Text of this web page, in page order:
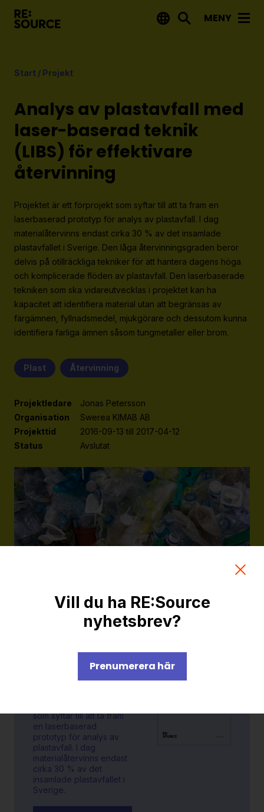
MENY
Tips på utlysningar
Finansiering
Utlysningar
Strategiska projekt
För dig i projekt
Om RE:Source
Grafisk profil och mallar
Start / Projekt
Analys av plastavfall med
laser-baserad teknik
(LIBS) för effektivare
återvinning
Projektet är ett förprojekt som syftar till att ta fram en
laserbaserad prototyp för analys av plastavfall. I dag
materialåtervinns endast cirka 30 % av det insamlade
plastavfallet i Sverige. Den låga återvinningsgraden beror
delvis på otillräckliga tekniker för att hantera dagens höga
och komplicerade flöden av plastavfall. Den laserbaserade
tekniken som ska vidareutvecklas i projektet kan ha
kapacitet att identifiera material utan att begränsas av
färgämnen, fyllnadsmedel, mjukgörare och dessutom kunna
identifiera farliga ämnen såsom tungmetaller eller brom.
Plast Återvinning
Projektledare
Jonas Petersson
Organisation
Swerea KIMAB AB
Projekttid
2016-09-13 till 2017-04-12
Status
Avslutat
Slutrapport
Analys av
plastavfall
med LIBS
som syftar till att ta fram
en laserbaserad
prototyp för analys av
plastavfall. I dag
materialåtervinns endast
cirka 30 % av det
insamlade plastavfallet i
Sverige.
Vill du ha RE:Source
nyhetsbrev?
Prenumerera här